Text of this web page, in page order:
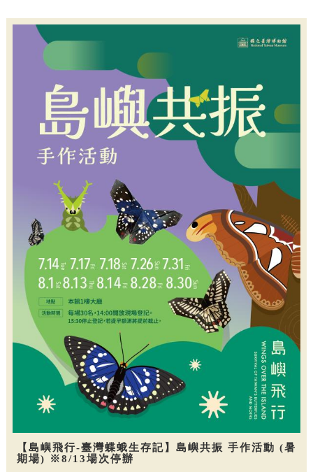
【島嶼飛行-臺灣蝶蛾生存記】島嶼共振 手作活動 (暑
期場) ※8/13場次停辦